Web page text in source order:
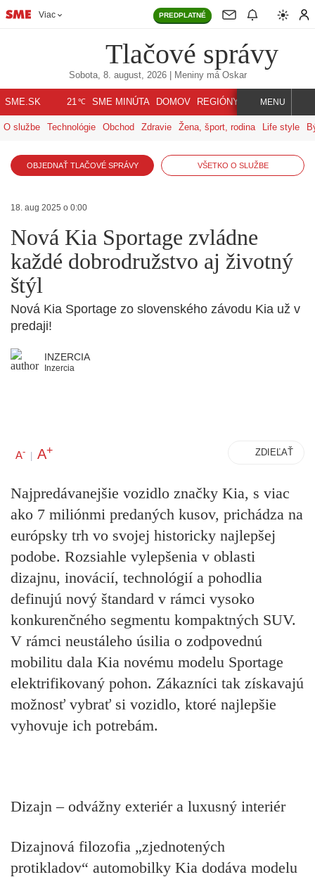
Viac PREDPLATNÉ
Tlačové správy
Sobota, 8. august, 2026| Meniny má Oskar
SME.SK 21℃ SME MINÚTA DOMOV REGIÓNY INDEX SVET
MENU
O službe Technológie Obchod Zdravie Žena, šport, rodina Life style
OBJEDNAŤ TLAČOVÉ SPRÁVY VŠETKO O SLUŽBE
18. aug 2025 o 0:00
Nová Kia Sportage zvládne
každé dobrodružstvo aj životný
štýl
Nová Kia Sportage zo slovenského závodu Kia už v
predaji!
INZERCIA
Inzercia
A- | A+ ZDIEĽAŤ
Najpredávanejšie vozidlo značky Kia, s viac
ako 7 miliónmi predaných kusov, prichádza na
európsky trh vo svojej historicky najlepšej
podobe. Rozsiahle vylepšenia v oblasti
dizajnu, inovácií, technológií a pohodlia
definujú nový štandard v rámci vysoko
konkurenčného segmentu kompaktných SUV.
V rámci neustáleho úsilia o zodpovednú
mobilitu dala Kia novému modelu Sportage
elektrifikovaný pohon. Zákazníci tak získavajú
možnosť vybrať si vozidlo, ktoré najlepšie
vyhovuje ich potrebám.
Dizajn – odvážny exteriér a luxusný interiér
Dizajnová filozofia „zjednotených
protikladov“ automobilky Kia dodáva modelu